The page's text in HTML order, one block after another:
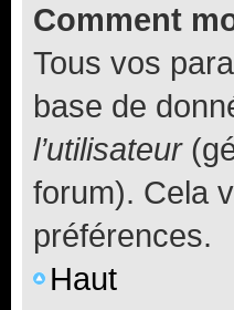
Comment
Tous vos
base de
l’utilisateur
forum). Cela
préférences.
Haut